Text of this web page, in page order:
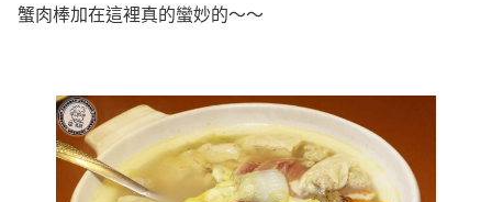
蟹肉棒加在這裡真的蠻妙的～～